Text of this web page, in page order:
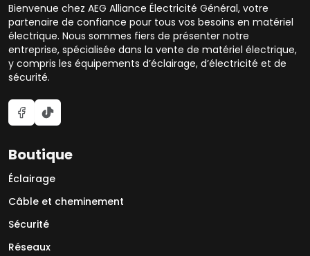
Bienvenue chez AEG Alliance Électricité Général, votre
partenaire de confiance pour tous vos besoins en matériel
électrique. Nous sommes fiers de présenter notre
entreprise, spécialisée dans la vente de matériel électrique,
y compris les équipements d’éclairage, d’électricité et de
sécurité.
Boutique
Éclairage
Câble et cheminement
Sécurité
Réseaux